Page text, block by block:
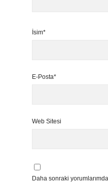
İsim*
E-Posta*
Web Sitesi
Daha sonraki